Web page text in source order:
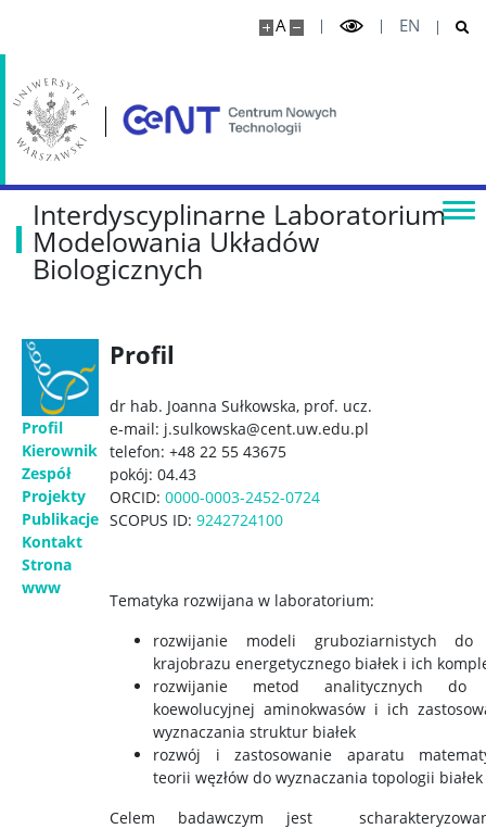
A EN
Interdyscyplinarne Laboratorium
Modelowania Układów
Biologicznych
Profil
Kierownik
Zespół
Projekty
Publikacje
Kontakt
Strona
www
Profil
dr hab. Joanna Sułkowska, prof. ucz.
e-mail: j.sulkowska@cent.uw.edu.pl
telefon: +48 22 55 43675
pokój: 04.43
ORCID: 0000-0003-2452-0724
SCOPUS ID: 9242724100
Tematyka rozwijana w laboratorium:
rozwijanie modeli gruboziarnistych do
krajobrazu energetycznego białek i ich
rozwijanie metod analitycznych do
koewolucyjnej aminokwasów i ich
wyznaczania struktur białek
rozwój i zastosowanie aparatu
teorii węzłów do wyznaczania topologii białek
Celem badawczym jest